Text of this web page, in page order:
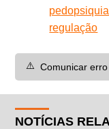
regulação
⚠️ Comunicar erro
NOTÍCIAS